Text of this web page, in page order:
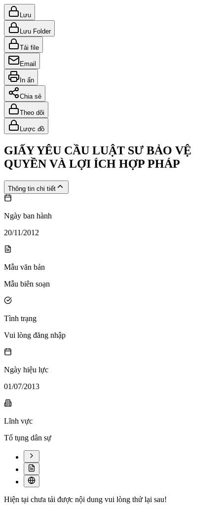
Lưu
Lưu Folder
Tải file
Email
In ấn
Chia sẻ
Theo dõi
Lược đồ
GIẤY YÊU CẦU LUẬT SƯ BẢO VỆ
QUYỀN VÀ LỢI ÍCH HỢP PHÁP
Thông tin chi tiết
Ngày ban hành
20/11/2012
Mẫu văn bản
Mẫu biên soạn
Tình trạng
Vui lòng đăng nhập
Ngày hiệu lực
01/07/2013
Lĩnh vực
Tố tụng dân sự
Hiện tại chưa tải được nội dung vui lòng thử lại sau!